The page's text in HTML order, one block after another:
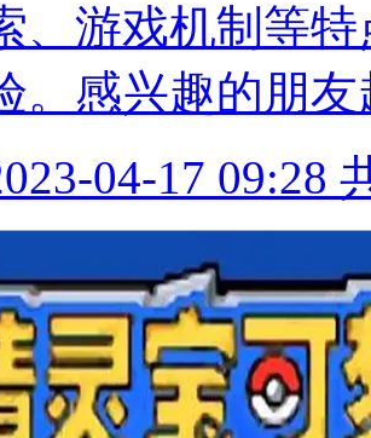
、游戏机制等
。感兴趣的朋
04-17 09:28